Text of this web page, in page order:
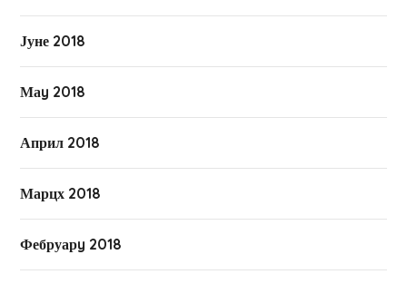
Јуне 2018
Маy 2018
Април 2018
Марцх 2018
Фебруарy 2018